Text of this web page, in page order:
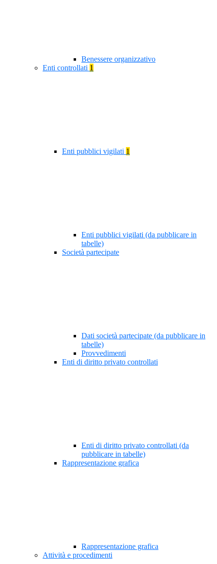
Benessere organizzativo
Enti controllati 1
Enti pubblici vigilati 1
Enti pubblici vigilati (da pubblicare in
tabelle)
Società partecipate
Dati società partecipate (da pubblicare in
tabelle)
Provvedimenti
Enti di diritto privato controllati
Enti di diritto privato controllati (da
pubblicare in tabelle)
Rappresentazione grafica
Rappresentazione grafica
Attività e procedimenti